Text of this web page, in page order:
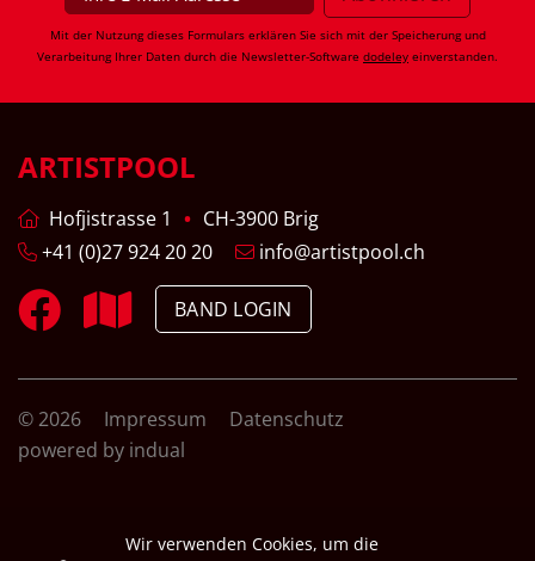
Mit der Nutzung dieses Formulars erklären Sie sich mit der Speicherung und
Verarbeitung Ihrer Daten durch die Newsletter-Software dodeley einverstanden.
ARTISTPOOL
Hofjistrasse 1
CH-3900 Brig
+41 (0)27 924 20 20
info@artistpool.ch
BAND LOGIN
© 2026 Impressum
Datenschutz
powered by indual
Wir verwenden Cookies, um die